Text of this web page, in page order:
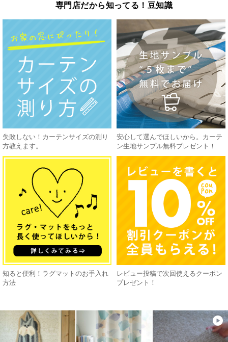
専門店だから知ってる！豆知識
失敗しない！カーテンサイズの測り
方教えます。
安心して選んでほしいから。カーテ
ン生地サンプル無料プレゼント！
知ると便利！ラグマットのお手入れ
方法
レビュー投稿で次回使えるクーポン
プレゼント！